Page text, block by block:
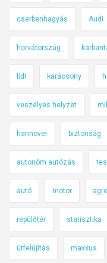
cserbenhagyás Audi
horvátország
lidl karácsony
veszélyes helyzet
hannover biztonság
autonóm autózás
autó motor
repülőtér statisztika
útfelújítás maxxus